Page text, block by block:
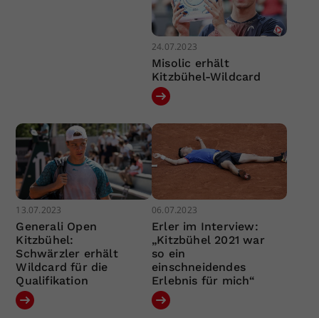
24.07.2023
Misolic erhält
Kitzbühel-Wildcard
13.07.2023
Generali Open
Kitzbühel:
Schwärzler erhält
Wildcard für die
Qualifikation
06.07.2023
Erler im Interview:
„Kitzbühel 2021 war
so ein
einschneidendes
Erlebnis für mich“